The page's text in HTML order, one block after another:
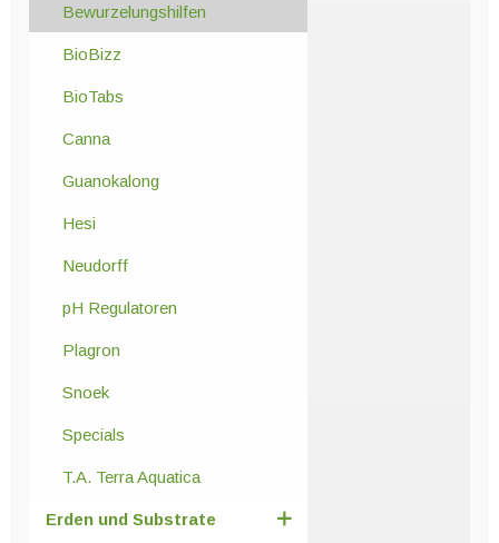
Bewurzelungshilfen
BioBizz
BioTabs
Canna
Guanokalong
Hesi
Neudorff
pH Regulatoren
Plagron
Snoek
Specials
T.A. Terra Aquatica
Erden und Substrate